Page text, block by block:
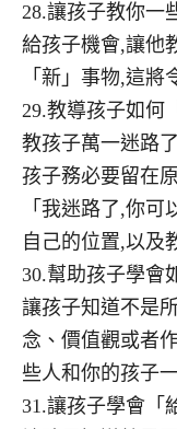
28.讓孩子教你一
給孩子機會,讓他
「新」事物,這將
29.教導孩子如何
教孩子萬一迷路
孩子務必要留在
「我迷路了,你
自己的位置,以及
30.幫助孩子學會
讓孩子知道不是
念、價值觀或者
些人和你的孩子
31.讓孩子學會「